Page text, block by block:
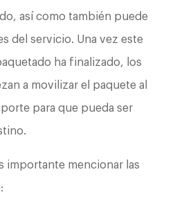
así como también puede
del servicio. Una vez este
ha finalizado, los
a movilizar el paquete al
para que pueda ser
importante mencionar las